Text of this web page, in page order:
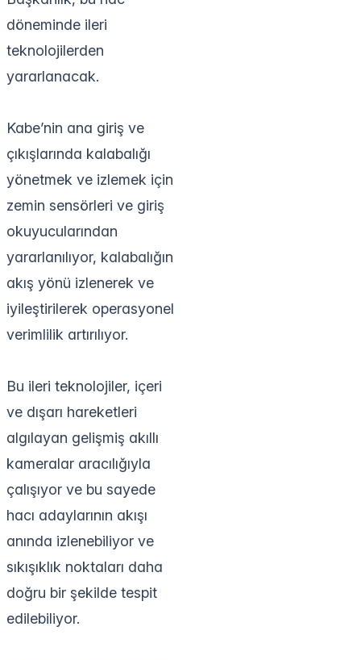
döneminde ileri
teknolojilerden
yararlanacak.
Kabe’nin ana giriş ve
çıkışlarında kalabalığı
yönetmek ve izlemek için
zemin sensörleri ve giriş
okuyucularından
yararlanılıyor, kalabalığın
akış yönü izlenerek ve
iyileştirilerek operasyonel
verimlilik artırılıyor.
Bu ileri teknolojiler, içeri
ve dışarı hareketleri
algılayan gelişmiş akıllı
kameralar aracılığıyla
çalışıyor ve bu sayede
hacı adaylarının akışı
anında izlenebiliyor ve
sıkışıklık noktaları daha
doğru bir şekilde tespit
edilebiliyor.